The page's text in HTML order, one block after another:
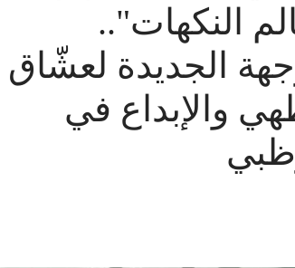
النكهات"..
الجديدة لعشّاق
والإبداع في